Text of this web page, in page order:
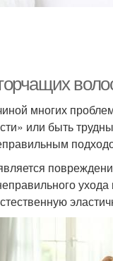
многих
или быть